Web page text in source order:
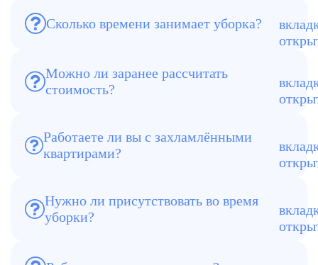
Сколько времени занимает уборка?
В среднем от 6 до 12 часов, в
Можно ли заранее рассчитать
стоимость?
Да, менеджер фиксирует цену до начала
Работаете ли вы с захламлёнными
квартирами?
Да, такие объекты — одна из наших
Нужно ли присутствовать во время
уборки?
Нет, можно передать ключи и принять